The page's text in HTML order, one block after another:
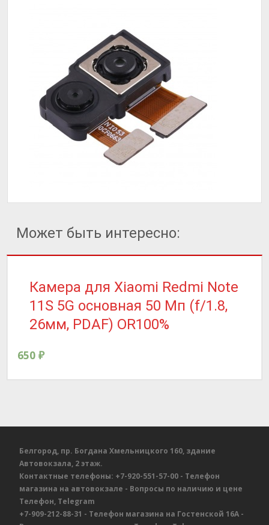
Может быть интересно:
Камера для Xiaomi Redmi Note
11S 5G основная 50 Мп (f/1.8,
26мм, PDAF) OR100%
650 ₽
Белгород, пр. Богдана Хмельницкого 160, здание
Автовокзала, 2 этаж.
Контактные телефоны: +7-920-551-57-00 - Телефон
магазина на автовокзале - Вопросы по наличию и цене
Телефон, Telegram
+7-909-212-88-31 - Телефон магазина на Гостенской 16А -